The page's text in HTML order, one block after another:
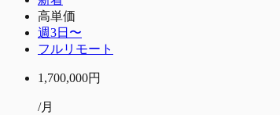
高単価
週3日〜
フルリモート
1,700,000円
/月